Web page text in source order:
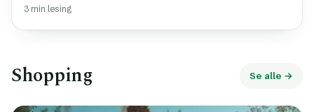
3 min lesing
Shopping Se alle →